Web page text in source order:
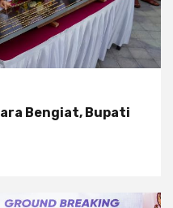
Bengiat, Bupati